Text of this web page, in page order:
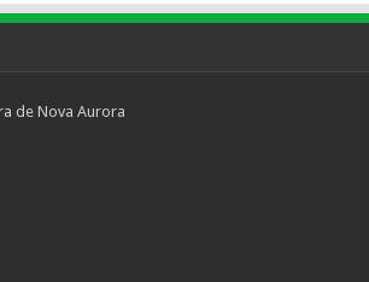
de Nova Aurora